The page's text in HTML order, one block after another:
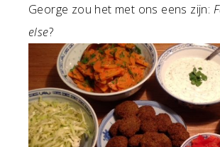
George zou het met ons eens zijn:
else?